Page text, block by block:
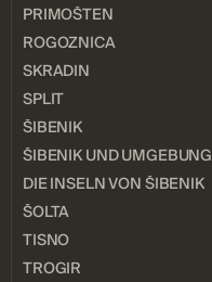
PRIMOŠTEN
ROGOZNICA
SKRADIN
SPLIT
ŠIBENIK
ŠIBENIK UND UMGEBUNG
DIE INSELN VON ŠIBENIK
ŠOLTA
TISNO
TROGIR